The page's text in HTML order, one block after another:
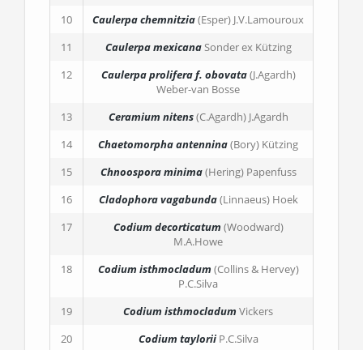
10
Caulerpa chemnitzia(Esper) J.V.Lamouroux
11
Caulerpa mexicanaSonder ex Kützing
12
Caulerpa proliferaf. obovata(J.Agardh)
Weber-van Bosse
13
Ceramium nitens(C.Agardh) J.Agardh
14
Chaetomorpha antennina(Bory) Kützing
15
Chnoospora minima(Hering) Papenfuss
16
Cladophora vagabunda(Linnaeus) Hoek
17
Codium decorticatum (Woodward)
M.A.Howe
18
Codium isthmocladum (Collins & Hervey)
P.C.Silva
19
Codium isthmocladum Vickers
20
Codium taylorii P.C.Silva